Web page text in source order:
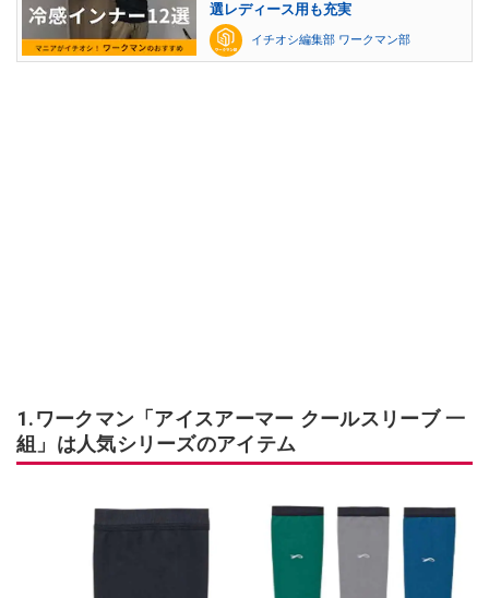
選レディース用も充実
イチオシ編集部 ワークマン部
1.ワークマン「アイスアーマー クールスリーブ 一
組」は人気シリーズのアイテム